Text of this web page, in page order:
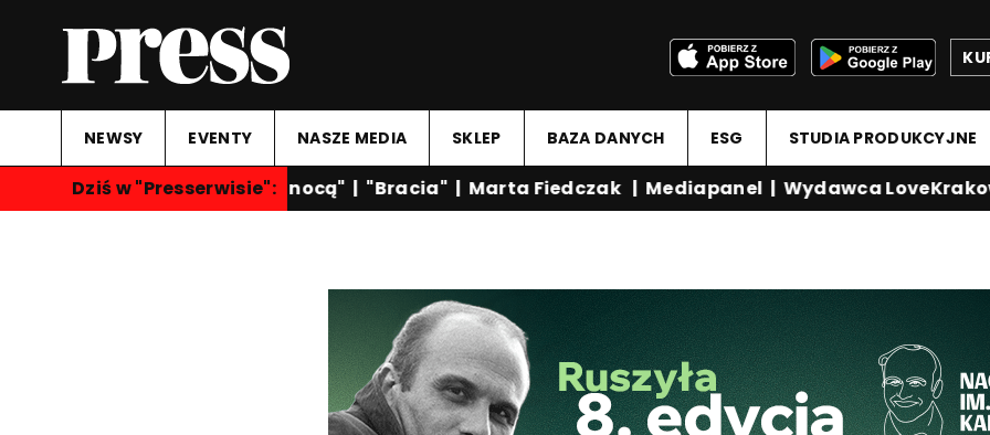
NEWSY EVENTY NASZE MEDIA SKLEP BAZA DANYCH ESG STUDIA PRODUKCYJNE
Dziś w "Presserwisie":
"Rozmowy nocą"|"Bracia"|Marta Fiedczak|Mediapanel|Wydawca